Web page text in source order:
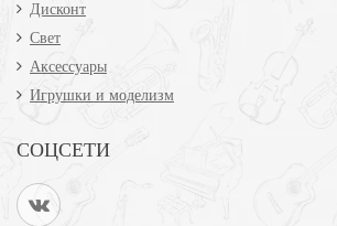
Дисконт
Свет
Аксессуары
Игрушки и моделизм
СОЦСЕТИ